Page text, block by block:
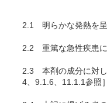
2.1 明らかな発熱を
2.2 重篤な急性疾患
2.3 本剤の成分に対
4、9.1.6、11.1.1参照］